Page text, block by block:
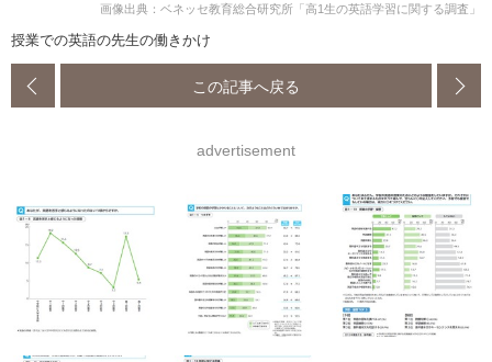
画像出典：ベネッセ教育総合研究所「高1生の英語学習に関する調査」
授業での英語の先生の働きかけ
この記事へ戻る
advertisement